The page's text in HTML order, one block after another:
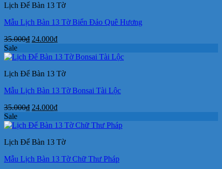
24.000₫.
Lịch Để Bàn 13 Tờ
Mẫu Lịch Bàn 13 Tờ Biển Đảo Quê Hương
35.000₫ Giá
là:
24.000₫Giá
tại
24.000₫.
Sale
Lịch Để Bàn 13 Tờ
Mẫu Lịch Bàn 13 Tờ Bonsai Tài Lộc
35.000₫ Giá
là:
24.000₫Giá
tại
24.000₫.
Sale
Lịch Để Bàn 13 Tờ
Mẫu Lịch Bàn 13 Tờ Chữ Thư Pháp